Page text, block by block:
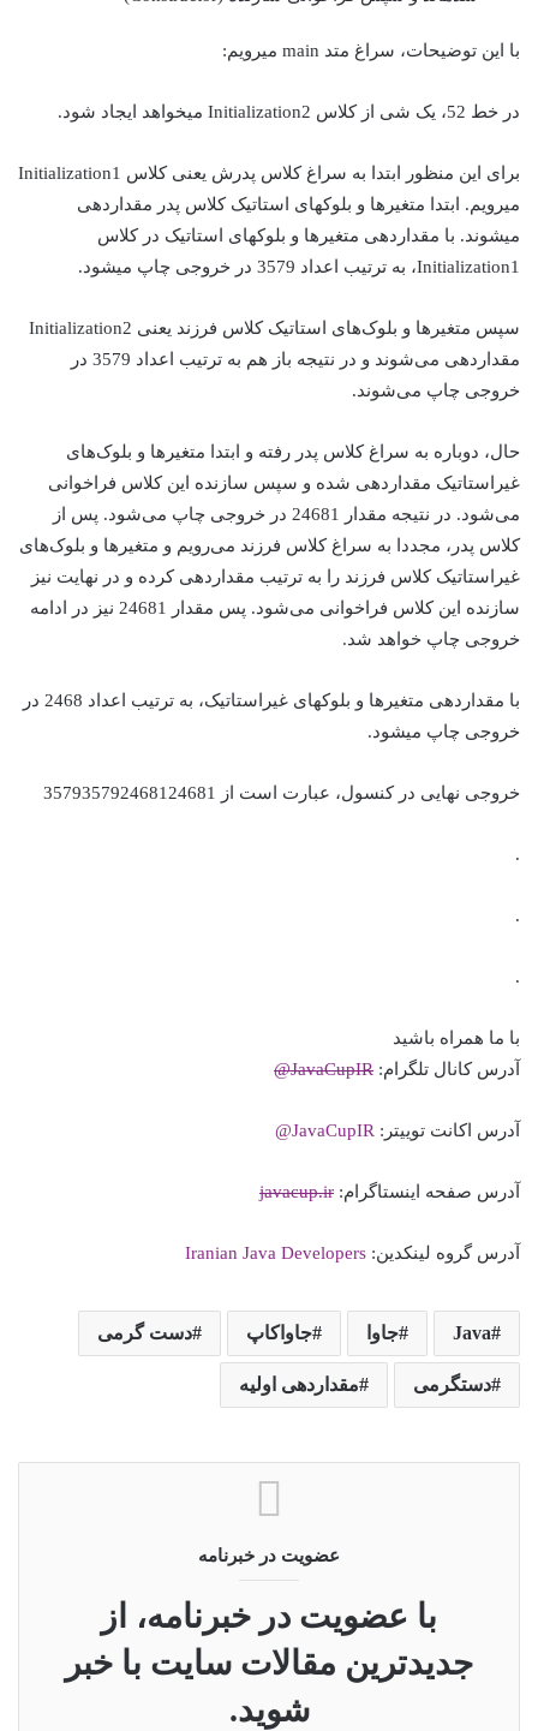
با این توضیحات، سراغ متد main می‎رویم:
در خط 52، یک شی از کلاس Initialization2 می‎خواهد ایجاد شود.
برای این منظور ابتدا به سراغ کلاس پدرش یعنی کلاس Initialization1
می‎رویم. ابتدا متغیرها و بلوک‎های استاتیک کلاس پدر مقداردهی
می‎شوند. با مقداردهی متغیرها و بلوک‎های استاتیک در کلاس
Initialization1، به ترتیب اعداد 3579 در خروجی چاپ می‎شود.
سپس متغیرها و بلوک‌های استاتیک کلاس فرزند یعنی Initialization2
مقداردهی می‌شوند و در نتیجه باز هم به ترتیب اعداد 3579 در
خروجی چاپ می‌شوند.
حال، دوباره به سراغ کلاس پدر رفته و ابتدا متغیرها و بلوک‌های
غیراستاتیک مقداردهی شده و سپس سازنده این کلاس فراخوانی
می‌شود. در نتیجه مقدار 24681 در خروجی چاپ می‌شود. پس از
کلاس پدر، مجددا به سراغ کلاس فرزند می‌رویم و متغیرها و بلوک‌های
غیراستاتیک کلاس فرزند را به ترتیب مقداردهی کرده و در نهایت نیز
سازنده این کلاس فراخوانی می‌شود. پس مقدار 24681 نیز در ادامه
خروجی چاپ خواهد شد.
با مقداردهی متغیرها و بلوک‎های غیراستاتیک، به ترتیب اعداد 2468 در
خروجی چاپ می‎شود.
خروجی نهایی در کنسول، عبارت است از 357935792468124681
.
.
.
با ما همراه باشید
آدرس کانال تلگرام: JavaCupIR@
آدرس اکانت توییتر: JavaCupIR@
آدرس صفحه اینستاگرام: javacup.ir
آدرس گروه لینکدین: Iranian Java Developers
Java جاوا جاواکاپ دست گرمی
دستگرمی مقداردهی اولیه
عضویت در خبرنامه
با عضویت در خبرنامه، از
جدیدترین مقالات سایت با خبر
شوید.